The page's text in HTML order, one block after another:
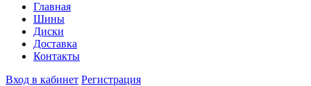
Главная
Шины
Диски
Доставка
Контакты
Вход в кабинет Регистрация